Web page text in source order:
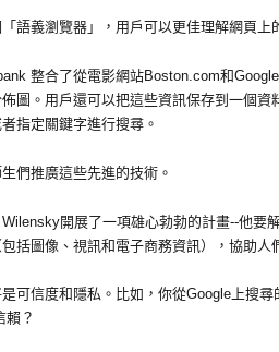
語義瀏覽器」，用戶可以更佳理解網頁上
整合了從電影網站Boston.com和
圖。用戶還可以把這些資訊保存到一個
指定關鍵字進行搜尋。
們推廣這些先進的技術。
開展了一項雄心勃勃的計畫--他要
括圖像、視訊和電子商務資訊），協助人
可信度和隱私。比如，你從Google上搜
賴？